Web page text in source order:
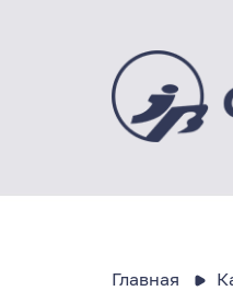
Главная